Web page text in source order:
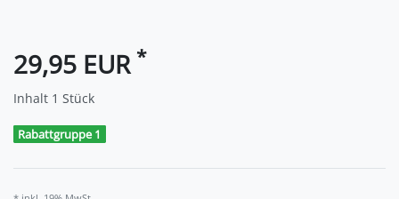
29,95 EUR *
Inhalt 1 Stück
Rabattgruppe 1